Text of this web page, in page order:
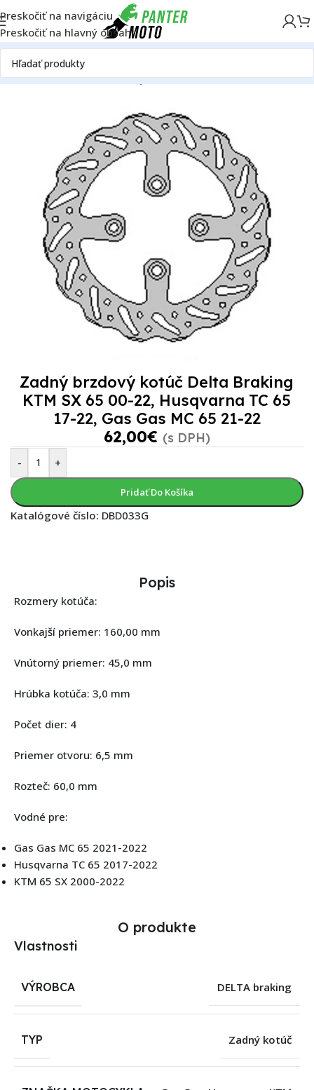
Preskočiť na navigáciu
Preskočiť na hlavný obsah
DomovOFF ROADRámBrzdyBrzdové kotúče
Zadný brzdový kotúč Delta Braking
KTM SX 65 00-22, Husqvarna TC 65
17-22, Gas Gas MC 65 21-22
62,00€ (s DPH)
- +
Pridať Do Košíka
Katalógové číslo: DBD033G
Popis
Rozmery kotúča:
Vonkajší priemer: 160,00 mm
Vnútorný priemer: 45,0 mm
Hrúbka kotúča: 3,0 mm
Počet dier: 4
Priemer otvoru: 6,5 mm
Rozteč: 60,0 mm
Vodné pre:
Gas Gas MC 65 2021-2022
Husqvarna TC 65 2017-2022
KTM 65 SX 2000-2022
O produkte
Vlastnosti
VÝROBCA DELTA braking
TYP Zadný kotúč